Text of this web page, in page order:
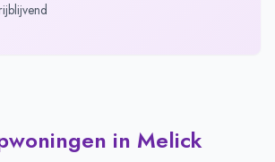
in Melick